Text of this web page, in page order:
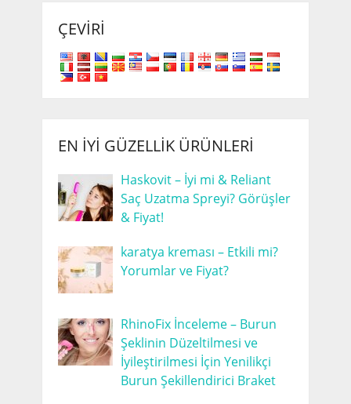
ÇEVIRI
EN İYI GÜZELLIK ÜRÜNLERI
Haskovit – İyi mi & Reliant
Saç Uzatma Spreyi? Görüşler
& Fiyat!
karatya kreması – Etkili mi?
Yorumlar ve Fiyat?
RhinoFix İnceleme – Burun
Şeklinin Düzeltilmesi ve
İyileştirilmesi İçin Yenilikçi
Burun Şekillendirici Braket